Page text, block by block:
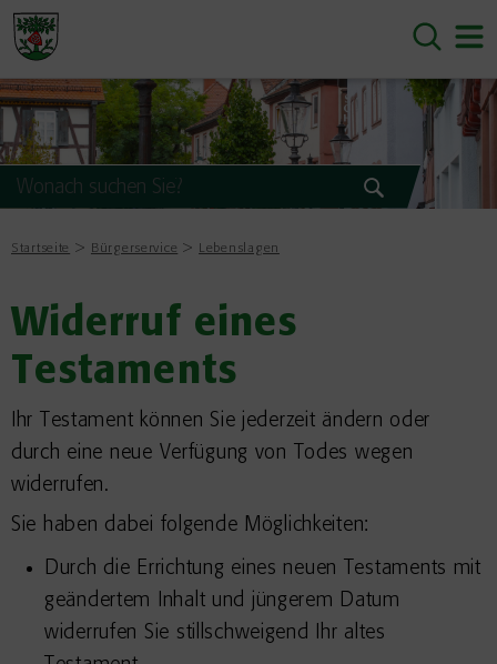
Startseite Bürgerservice Lebenslagen
Widerruf eines
Testaments
Ihr Testament können Sie jederzeit ändern oder
durch eine neue Verfügung von Todes wegen
widerrufen.
Sie haben dabei folgende Möglichkeiten:
Durch die Errichtung eines neuen Testaments mit
geändertem Inhalt und jüngerem Datum
widerrufen Sie stillschweigend Ihr altes